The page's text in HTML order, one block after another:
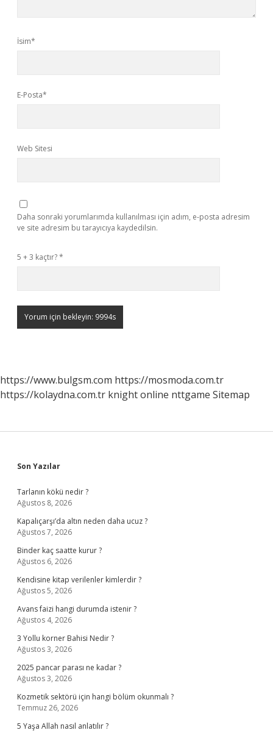
İsim*
E-Posta*
Web Sitesi
Daha sonraki yorumlarımda kullanılması için adım, e-posta adresim
ve site adresim bu tarayıcıya kaydedilsin.
5 + 3 kaçtır?*
https://www.bulgsm.com https://mosmoda.com.tr
https://kolaydna.com.tr knight online nttgame Sitemap
Sidebar
Son Yazılar
Tarlanın kökü nedir ?
Ağustos 8, 2026
Kapalıçarşı’da altın neden daha ucuz ?
Ağustos 7, 2026
Binder kaç saatte kurur ?
Ağustos 6, 2026
Kendisine kitap verilenler kimlerdir ?
Ağustos 5, 2026
Avans faizi hangi durumda istenir ?
Ağustos 4, 2026
3 Yollu korner Bahisi Nedir ?
Ağustos 3, 2026
2025 pancar parası ne kadar ?
Ağustos 3, 2026
Kozmetik sektörü için hangi bölüm okunmalı ?
Temmuz 26, 2026
5 Yaşa Allah nasıl anlatılır ?